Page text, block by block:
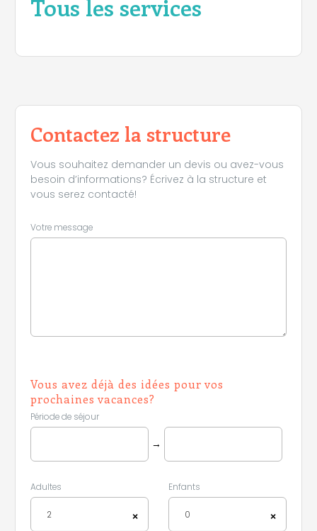
Tous les services
Contactez la structure
Vous souhaitez demander un devis ou avez-vous
besoin d’informations? Écrivez à la structure et
vous serez contacté!
Votre message
Vous avez déjà des idées pour vos
prochaines vacances?
Période de séjour
→
Adultes
×
2
Enfants
×
0